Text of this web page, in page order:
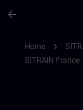
arrow_back
Home chevron_right
SITRAIN France